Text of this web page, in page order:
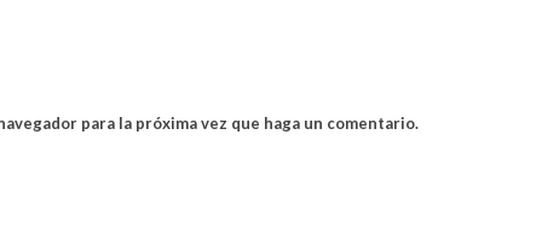
para la próxima vez que haga un comentario.